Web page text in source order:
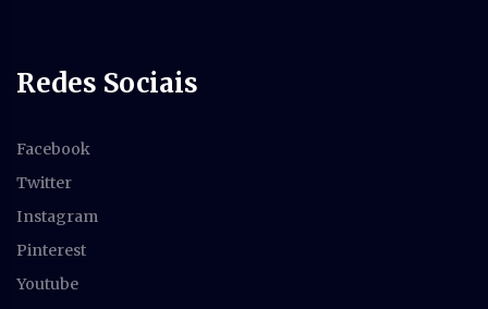
Redes Sociais
Facebook
Twitter
Instagram
Pinterest
Youtube